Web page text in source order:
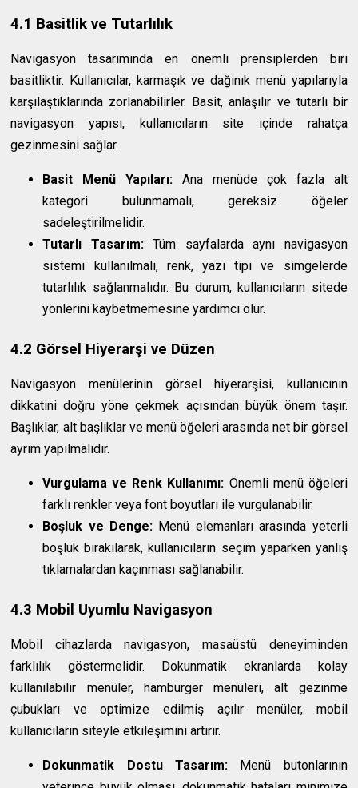
4.1 Basitlik ve Tutarlılık
Navigasyon tasarımında en önemli prensiplerden biri
basitliktir. Kullanıcılar, karmaşık ve dağınık menü yapılarıyla
karşılaştıklarında zorlanabilirler. Basit, anlaşılır ve tutarlı bir
navigasyon yapısı, kullanıcıların site içinde rahatça
gezinmesini sağlar.
Basit Menü Yapıları: Ana menüde çok fazla alt
kategori bulunmamalı, gereksiz öğeler
sadeleştirilmelidir.
Tutarlı Tasarım:Tüm sayfalarda aynı navigasyon
sistemi kullanılmalı, renk, yazı tipi ve simgelerde
tutarlılık sağlanmalıdır. Bu durum, kullanıcıların sitede
yönlerini kaybetmemesine yardımcı olur.
4.2 Görsel Hiyerarşi ve Düzen
Navigasyon menülerinin görsel hiyerarşisi, kullanıcının
dikkatini doğru yöne çekmek açısından büyük önem taşır.
Başlıklar, alt başlıklar ve menü öğeleri arasında net bir görsel
ayrım yapılmalıdır.
Vurgulama ve Renk Kullanımı: Önemli menü öğeleri
farklı renkler veya font boyutları ile vurgulanabilir.
Boşluk ve Denge: Menü elemanları arasında yeterli
boşluk bırakılarak, kullanıcıların seçim yaparken yanlış
tıklamalardan kaçınması sağlanabilir.
4.3 Mobil Uyumlu Navigasyon
Mobil cihazlarda navigasyon, masaüstü deneyiminden
farklılık göstermelidir. Dokunmatik ekranlarda kolay
kullanılabilir menüler, hamburger menüleri, alt gezinme
çubukları ve optimize edilmiş açılır menüler, mobil
kullanıcıların siteyle etkileşimini artırır.
Dokunmatik Dostu Tasarım: Menü butonlarının